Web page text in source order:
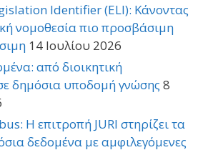
Identifier (ELI): Κάνοντας
νομοθεσία πιο προσβάσιμη
14 Ιουλίου 2026
από διοικητική
δημόσια υποδομή γνώσης 8
Η επιτροπή JURI στηρίζει τα
δεδομένα με αμφιλεγόμενες